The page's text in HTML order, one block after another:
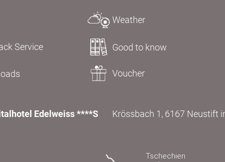
Weather
Service Good to know
Voucher
Edelweiss ****S Krössbach 1, 6167 Neustift